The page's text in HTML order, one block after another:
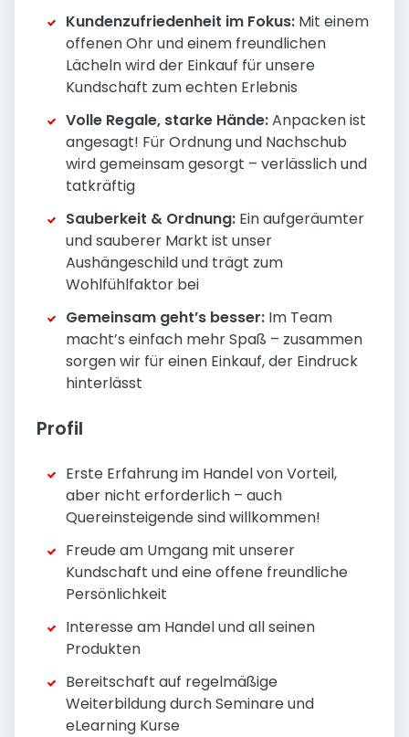
Kundenzufriedenheit im Fokus: Mit einem
offenen Ohr und einem freundlichen
Lächeln wird der Einkauf für unsere
Kundschaft zum echten Erlebnis
Volle Regale, starke Hände:Anpacken ist
angesagt! Für Ordnung und Nachschub
wird gemeinsam gesorgt – verlässlich und
tatkräftig
Sauberkeit & Ordnung: Ein aufgeräumter
und sauberer Markt ist unser
Aushängeschild und trägt zum
Wohlfühlfaktor bei
Gemeinsam geht’s besser: Im Team
macht’s einfach mehr Spaß – zusammen
sorgen wir für einen Einkauf, der Eindruck
hinterlässt
Profil
Erste Erfahrung im Handel von Vorteil,
aber nicht erforderlich – auch
Quereinsteigende sind willkommen!
Freude am Umgang mit unserer
Kundschaft und eine offene freundliche
Persönlichkeit
Interesse am Handel und all seinen
Produkten
Bereitschaft auf regelmäßige
Weiterbildung durch Seminare und
eLearning Kurse